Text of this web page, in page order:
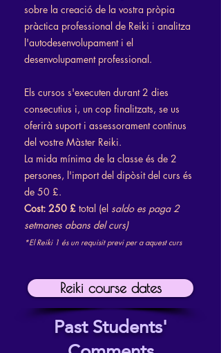
sobre la creació de la vostra pròpia
pràctica professional de Reiki i analitza
l'autodesenvolupament i el
desenvolupament professional.
Els cursos s'executen durant 2 dies
consecutius i, un cop finalitzats, se us
oferirà suport i assessorament continus
del vostre Màster Reiki.
La mida mínima de la classe és de 2
persones, l'import del dipòsit del curs és
de 50 £.
Cost: 250 £ total (el saldo es paga 2
setmanes abans del curs)
*El Reiki 1 és un requisit previ per a aquest curs
Reiki course dates
Past Students'